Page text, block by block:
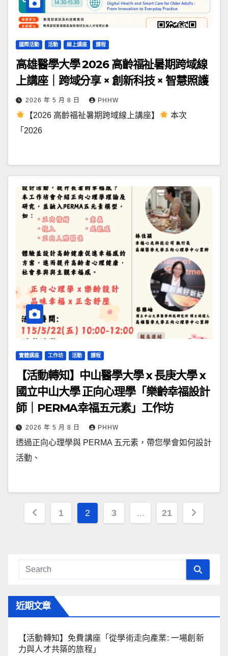
國際活動 活動 線上講座 課程
高雄醫學大學 2026 高齡福祉暑期跨域線
上講座｜跨域分享 × 創新科技 × 智慧照護
2026 年 5 月 8 日 PHHW
【2026 高齡福祉暑期跨域線上講座】
本次
「2026
實體講座 工作坊 活動 課程
【活動轉知】中山醫學大學 x 長庚大學 x
國立中山大學 正向心理學「樂齡幸福設計
師｜PERMA幸福五元素」工作坊
2026 年 5 月 8 日 PHHW
透過正向心理學與 PERMA 五元素，帶您學會如何設計
活動、
文
覽
1 2 3 ... 21
近期文章
【活動轉知】免費講座「從學術走向產業: ⼀場創新
力與⼈才共築的旅程」